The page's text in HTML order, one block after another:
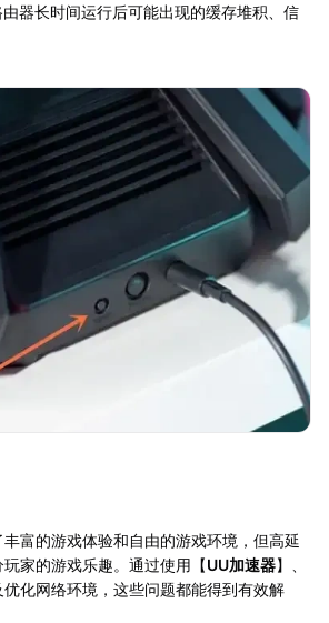
由器长时间运行后可能出现的缓存堆积、信
富的游戏体验和自由的游戏环境，但高延
家的游戏乐趣。通过使用【UU加速器】、
化网络环境，这些问题都能得到有效解